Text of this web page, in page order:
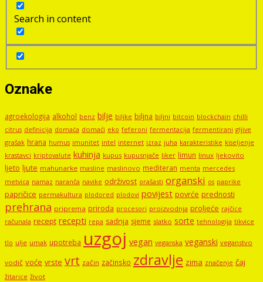
Search in content
Oznake
agroekologija alkohol benz bilje biljke biljna biljni bitcoin blockchain chilli
citrus definicija domaća domaći eko feferoni fermentacija fermentirani gljive
grašak hrana humus imunitet intel internet izraz juha karakteristike kiseljenje
krastavci kriptovalute kuhinja kupus kupusnjače liker limun linux ljekovito
ljeto ljute mahunarke masline maslinovo mediteran menta mercedes
metvica namaz naranča navike održivost orašasti organski os paprike
papričice permakultura plodored plodovi povijest povrće prednosti
prehrana priprema priroda procesori proizvodnja proljeće rajčice
računala recept recepti repa sadnja sjeme slatko sorte tehnologija tikvice
tlo ulje umak upotreba uzgoj vegan veganska veganski veganstvo
vodič voće vrste vrt začin začinsko zdravlje zima značenje čaj
žitarice život